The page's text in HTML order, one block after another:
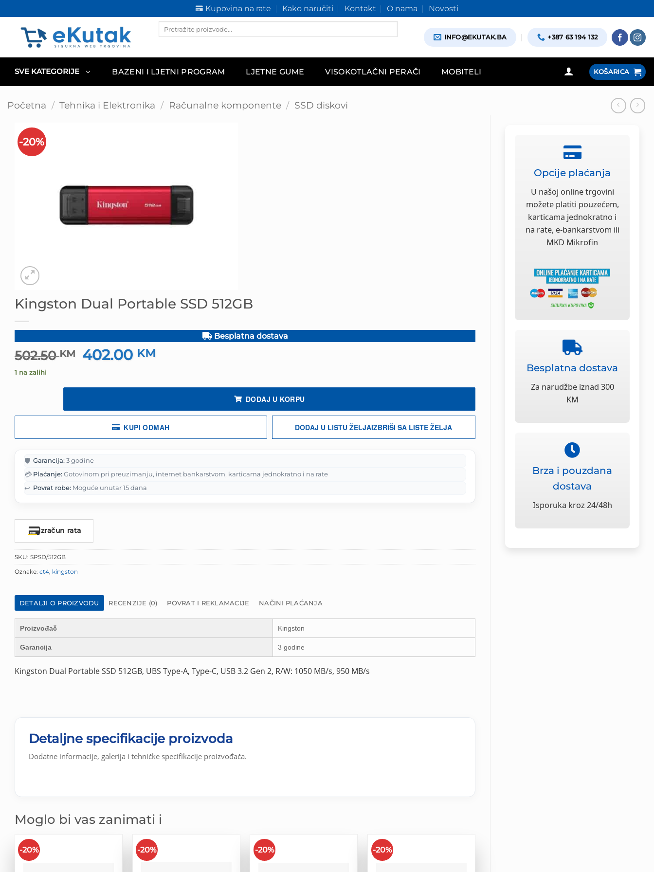
to
content
Kupovina na rate Kako naručiti Kontakt O nama Novosti
Products
INFO@EKUTAK.BA +387 63 194 132
SVE KATEGORIJE BAZENI I LJETNI PROGRAM LJETNE GUME VISOKOTLAČNI PERAČI MOBITELI KOŠARICA
Početna / Tehnika i Elektronika / Računalne komponente / SSD diskovi
Opcije plaćanja
U našoj online trgovini
možete platiti pouzećem,
karticama jednokratno i
na rate, e-bankarstvom ili
MKD Mikrofin
Besplatna dostava
Za narudžbe iznad 300
KM
Brza i pouzdana
dostava
Isporuka kroz 24/48h
-20%
Kingston Dual Portable SSD 512GB
Besplatna dostava
502.50KM
Izvorna
cijena
je:
402.00 KM
402.00 KM.
1 na zalihi
DODAJ U KORPU
KUPI ODMAH DODAJ U LISTU ŽELJAIZBRIŠI SA LISTE ŽELJA
🛡️ Garancija:3 godine
💳 Plaćanje:Gotovinom pri preuzimanju, internet bankarstvom, karticama jednokratno i na rate
↩️ Povrat robe: Moguće unutar 15 dana
Izračun rata
SKU: SPSD/512GB
Oznake: ct4, kingston
DETALJI O PROIZVODU RECENZIJE (0) POVRAT I REKLAMACIJE NAČINI PLAĆANJA
Proizvođač Kingston
Garancija 3 godine
Kingston Dual Portable SSD 512GB, UBS Type-A, Type-C, USB 3.2 Gen 2, R/W: 1050 MB/s, 950 MB/s
Detaljne specifikacije proizvoda
Dodatne informacije, galerija i tehničke specifikacije proizvođača.
Moglo bi vas zanimati i
-20% -20% -20% -20%